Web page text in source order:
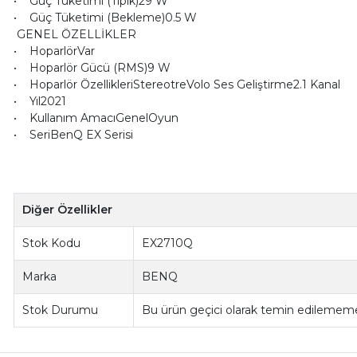
• Güç Tüketimi (Bekleme)0.5 W
GENEL ÖZELLİKLER
• HoparlörVar
• Hoparlör Gücü (RMS)9 W
• Hoparlör ÖzellikleriStereotreVolo Ses Geliştirme2.1 Kanal
• Yıl2021
• Kullanım AmacıGenelOyun
• SeriBenQ EX Serisi
Diğer Özellikler
Stok Kodu EX2710Q
Marka BENQ
Stok Durumu Bu ürün geçici olarak temin